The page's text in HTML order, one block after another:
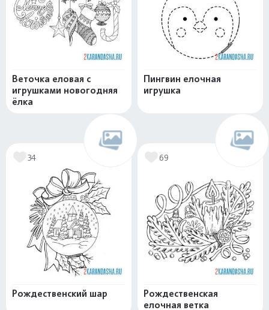
Веточка еловая с
игрушками новогодняя
ёлка
Пингвин елочная
игрушка
34
Рождественский шар
69
Рождественская
елочная ветка